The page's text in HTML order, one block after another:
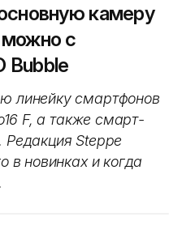
камеру
с
Bubble
линейку смартфонов
F, а также смарт-
Редакция Steppe
в новинках и когда